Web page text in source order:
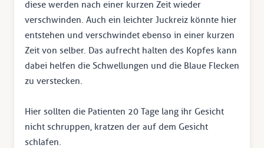
diese werden nach einer kurzen Zeit wieder
verschwinden. Auch ein leichter Juckreiz könnte hier
entstehen und verschwindet ebenso in einer kurzen
Zeit von selber. Das aufrecht halten des Kopfes kann
dabei helfen die Schwellungen und die Blaue Flecken
zu verstecken.
Hier sollten die Patienten 20 Tage lang ihr Gesicht
nicht schruppen, kratzen der auf dem Gesicht
schlafen.